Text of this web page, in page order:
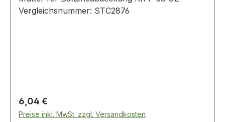
Vergleichsnummer: STC2876
Regulärer Preis:
6,04 €
Preise inkl. MwSt. zzgl. Versandkosten